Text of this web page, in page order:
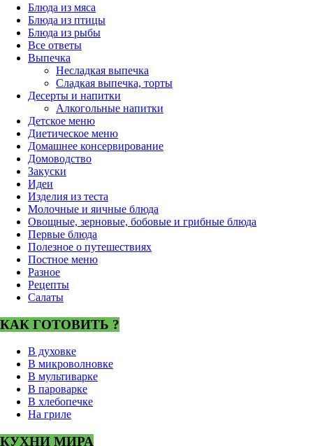
Блюда из мяса
Блюда из птицы
Блюда из рыбы
Все ответы
Выпечка
Несладкая выпечка
Сладкая выпечка, торты
Десерты и напитки
Алкогольные напитки
Детское меню
Диетическое меню
Домашнее консервирование
Домоводство
Закуски
Идеи
Изделия из теста
Молочные и яичные блюда
Овощные, зерновые, бобовые и грибные блюда
Первые блюда
Полезное о путешествиях
Постное меню
Разное
Рецепты
Салаты
КАК ГОТОВИТЬ ?
В духовке
В микроволновке
В мультиварке
В пароварке
В хлебопечке
На гриле
КУХНИ МИРА